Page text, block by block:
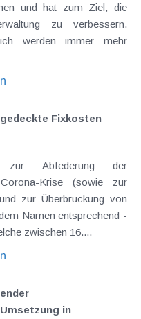
und hat zum Ziel, die
zu verbessern.
werden immer mehr
Fixkosten
zur Abfederung der
Krise (sowie zur
zur Überbrückung von
Namen entsprechend -
zwischen 16....
in